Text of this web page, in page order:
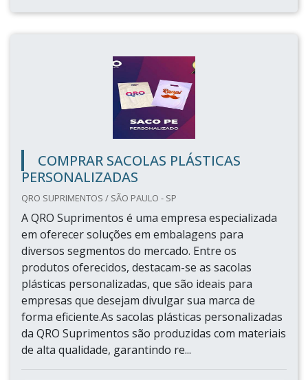
COMPRAR SACOLAS PLÁSTICAS
PERSONALIZADAS
QRO SUPRIMENTOS / SÃO PAULO - SP
A QRO Suprimentos é uma empresa especializada
em oferecer soluções em embalagens para
diversos segmentos do mercado. Entre os
produtos oferecidos, destacam-se as sacolas
plásticas personalizadas, que são ideais para
empresas que desejam divulgar sua marca de
forma eficiente.As sacolas plásticas personalizadas
da QRO Suprimentos são produzidas com materiais
de alta qualidade, garantindo re...